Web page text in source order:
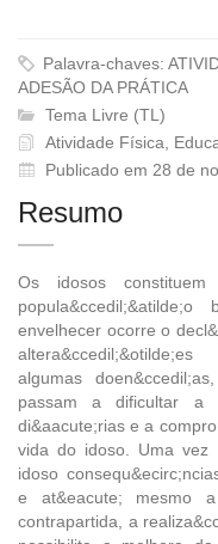
Palavra-chaves:
ADESÃO DA PRÁTICA
Tema Livre (TL)
Atividade Física,
Publicado em 28 de
Resumo
Os idosos
envelhecer ocorre o
algumas
passam a dificultar a
di&aacute;rias e a
vida do idoso. Uma vez
idoso
e at&eacute; mesmo a
contrapartida, a